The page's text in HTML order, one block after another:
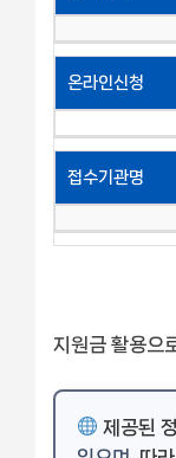
온라인신청
접수기관명
지원금 활용으
제공된